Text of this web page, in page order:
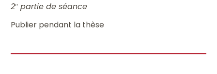
2e partie de séance
Publier pendant la thèse